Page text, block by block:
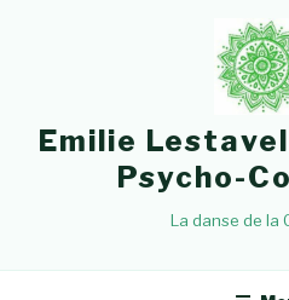
Emilie
Psycho-
La danse de la